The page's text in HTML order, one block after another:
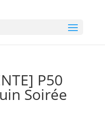
P50
Soirée